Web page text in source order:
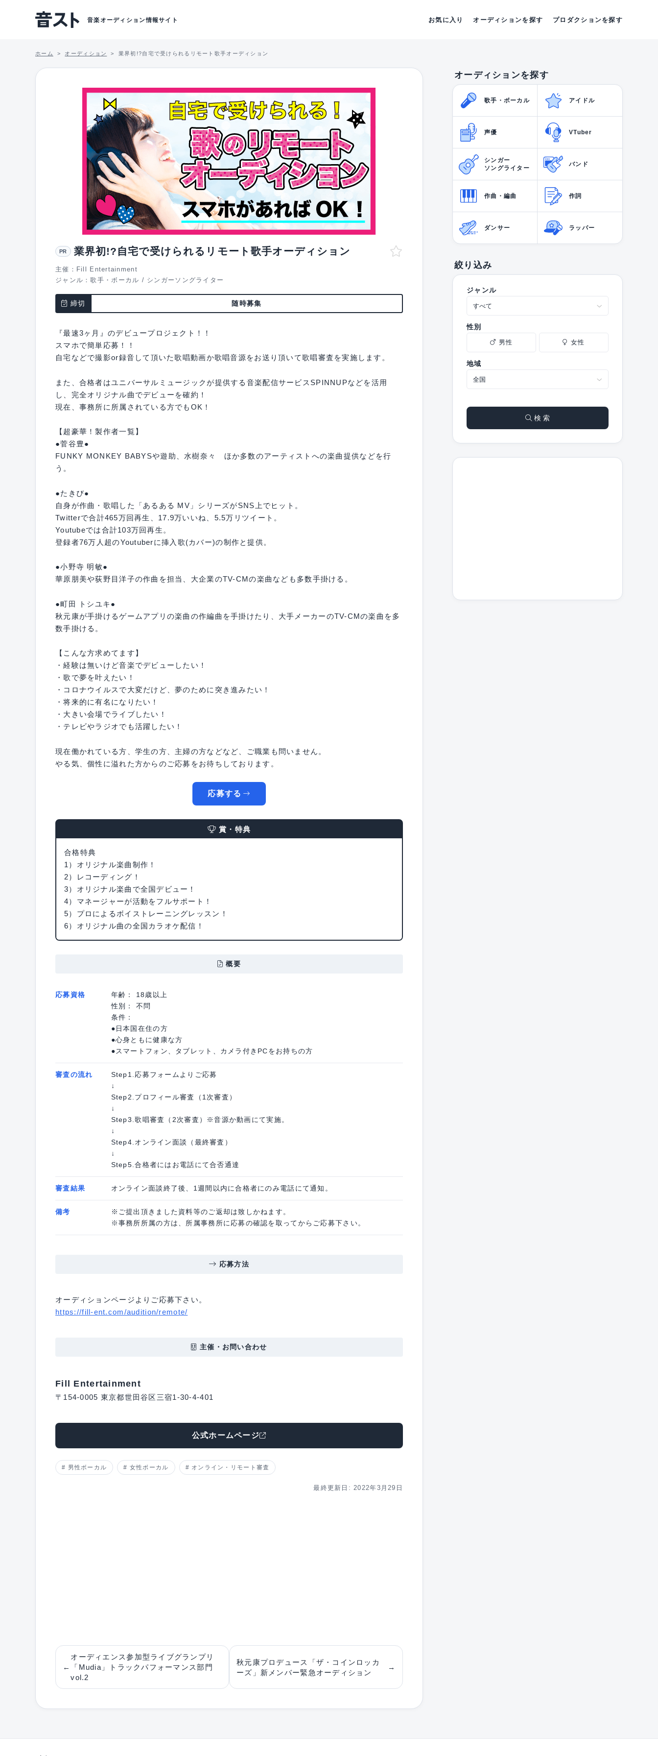
音楽オーディション情報サイト お気に入り オーディションを探す プロダクションを探す
ホーム オーディション 業界初!?自宅で受けられるリモート歌手オーディション
PR 業界初!?自宅で受けられるリモート歌手オーディション
主催：Fill Entertainment
ジャンル：歌手・ボーカル / シンガーソングライター
締切 随時募集
『最速3ヶ月』のデビュープロジェクト！！
スマホで簡単応募！！
自宅などで撮影or録音して頂いた歌唱動画か歌唱音源をお送り頂いて歌唱審査を実施します。
また、合格者はユニバーサルミュージックが提供する音楽配信サービスSPINNUPなどを活用
し、完全オリジナル曲でデビューを確約！
現在、事務所に所属されている方でもOK！
【超豪華！製作者一覧】
●菅谷豊●
FUNKY MONKEY BABYSや遊助、水樹奈々 ほか多数のアーティストへの楽曲提供などを行
う。
●たきび●
自身が作曲・歌唱した「あるある MV」シリーズがSNS上でヒット。
Twitterで合計465万回再生、17.9万いいね、5.5万リツイート。
Youtubeでは合計103万回再生。
登録者76万人超のYoutuberに挿入歌(カバー)の制作と提供。
●小野寺 明敏●
華原朋美や荻野目洋子の作曲を担当、大企業のTV-CMの楽曲なども多数手掛ける。
●町田 トシユキ●
秋元康が手掛けるゲームアプリの楽曲の作編曲を手掛けたり、大手メーカーのTV-CMの楽曲を多
数手掛ける。
【こんな方求めてます】
・経験は無いけど音楽でデビューしたい！
・歌で夢を叶えたい！
・コロナウイルスで大変だけど、夢のために突き進みたい！
・将来的に有名になりたい！
・大きい会場でライブしたい！
・テレビやラジオでも活躍したい！
現在働かれている方、学生の方、主婦の方などなど、ご職業も問いません。
やる気、個性に溢れた方からのご応募をお待ちしております。
応募する
賞・特典
合格特典
1）オリジナル楽曲制作！
2）レコーディング！
3）オリジナル楽曲で全国デビュー！
4）マネージャーが活動をフルサポート！
5）プロによるボイストレーニングレッスン！
6）オリジナル曲の全国カラオケ配信！
概要
応募資格
年齢： 18歳以上
性別： 不問
条件：
●日本国在住の方
●心身ともに健康な方
●スマートフォン、タブレット、カメラ付きPCをお持ちの方
審査の流れ
Step1.応募フォームよりご応募
↓
Step2.プロフィール審査（1次審査）
↓
Step3.歌唱審査（2次審査）※音源か動画にて実施。
↓
Step4.オンライン面談（最終審査）
↓
Step5.合格者にはお電話にて合否通達
審査結果 オンライン面談終了後、1週間以内に合格者にのみ電話にて通知。
備考
※ご提出頂きました資料等のご返却は致しかねます。
※事務所所属の方は、所属事務所に応募の確認を取ってからご応募下さい。
応募方法
オーディションページよりご応募下さい。
https://fill-ent.com/audition/remote/
主催・お問い合わせ
Fill Entertainment
〒154-0005 東京都世田谷区三宿1-30-4-401
公式ホームページ
男性ボーカル 女性ボーカル オンライン・リモート審査
最終更新日: 2022年3月29日
←
オーディエンス参加型ライブグランプリ
「Mudia」トラックパフォーマンス部門
vol.2
秋元康プロデュース「ザ・コインロッカ
ーズ」新メンバー緊急オーディション
→
オーディションを探す
歌手・ボーカル アイドル
声優 VTuber
シンガー
ソングライター
バンド
作曲・編曲 作詞
ダンサー ラッパー
絞り込み
ジャンル
性別
男性 女性
地域
検 索